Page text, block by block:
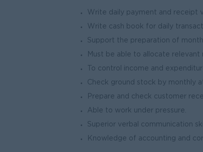
Write daily payment and receipt
Write cash book for daily
Support the preparation of
Must be able to allocate
To control income and
Check ground stock by monthly
Prepare and check customer
Able to work under pressure.
Superior verbal communication
Knowledge of accounting and